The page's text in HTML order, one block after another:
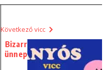
Következő vicc
Bizarr
ünnep